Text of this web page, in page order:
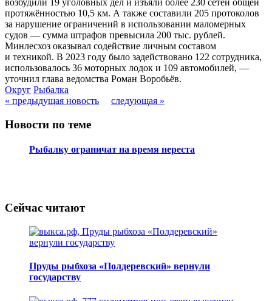
возбудили 19 уголовных дел и изъяли более 230 сетей общей
протяжённостью 10,5 км. А также составили 205 протоколов
за нарушение ограничений в использовании маломерных
судов — сумма штрафов превысила 200 тыс. рублей.
Минлесхоз оказывал содействие личным составом
и техникой. В 2023 году было задействовано 122 сотрудника,
использовалось 36 моторных лодок и 109 автомобилей, —
уточнил глава ведомства Роман Воробьёв.
Округ Рыбалка
« предыдущая новость
следующая »
Новости по теме
Рыбалку ограничат на время нереста
Сейчас читают
Пруды рыбхоза «Полдеревский» вернули
государству